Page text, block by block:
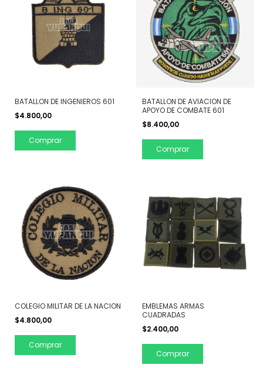
BATALLON DE INGENIEROS 601
$4.800,00
Comprar
BATALLON DE AVIACION DE
APOYO DE COMBATE 601
$8.400,00
Comprar
COLEGIO MILITAR DE LA NACION
$4.800,00
Comprar
EMBLEMAS ARMAS
CUADRADAS
$2.400,00
Comprar